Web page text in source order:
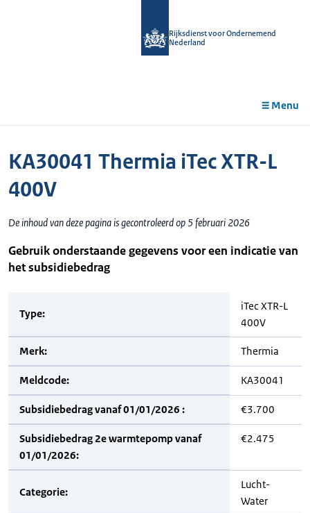
Rijksdienst voor Ondernemend
Nederland
Menu
KA30041 Thermia iTec XTR-L
400V
De inhoud van deze pagina is gecontroleerd op 5 februari 2026
Gebruik onderstaande gegevens voor een indicatie van
het subsidiebedrag
Type:
iTec XTR-L
400V
Merk: Thermia
Meldcode: KA30041
Subsidiebedrag vanaf 01/01/2026 : €3.700
Subsidiebedrag 2e warmtepomp vanaf
01/01/2026:
€2.475
Categorie:
Lucht-
Water